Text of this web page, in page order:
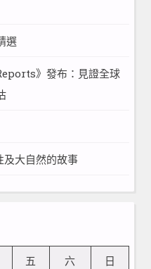
選
》發布：見證全球
大自然的故事
五 六 日